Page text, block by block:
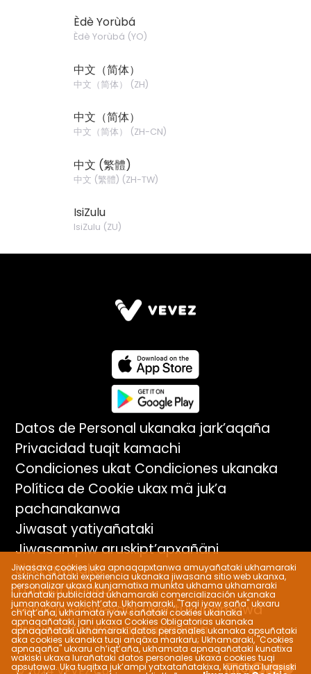
Jiwasaxa cookies uka apnaqapxtanwa amuyañataki ukhamaraki
askinchañataki experiencia ukanaka jiwasana sitio web ukanxa,
personalizar ukaxa kunjamatixa munkta ukhama ukhamaraki
lurañataki publicidad ukhamaraki comercialización ukanaka
jumanakaru wakicht’ata. Ukhamaraki, "Taqi iyaw saña" ukxaru
ch’iqt’aña, ukhamata iyaw sañataki cookies ukanaka
apnaqañataki, jani ukaxa Cookies Obligatorias ukanaka
apnaqañataki ukhamaraki datos personales ukanaka apsuñataki
aka cookies ukanaka tuqi anqäxa markaru; Ukhamaraki, "Cookies
apnaqaña" ukxaru ch’iqt’aña, ukhamata apnaqañataki kunatixa
wakiski ukaxa lurañataki datos personales ukaxa cookies tuqi
apsutawa. Uka tuqitxa juk’ampi yatxatañatakixa, kunatixa lurasiski
Èdè Yorùbá
Èdè Yorùbá (YO)
中文（简体）
中文（简体） (ZH)
中文（简体）
中文（简体） (ZH-CN)
中文 (繁體)
中文 (繁體) (ZH-TW)
IsiZulu
IsiZulu (ZU)
Datos de Personal ukanaka jark’aqaña
Privacidad tuqit kamachi
Condiciones ukat Condiciones ukanaka
Política de Cookie ukax mä juk’a
pachanakanwa
Jiwasat yatiyañataki
Jiwasampiw aruskipt’apxañäni
Jiskt’awinaka
Yanapt’irinaka
Servicio Proveedor ukar tukuñamawa
Proveedor ukan apnaqawipa